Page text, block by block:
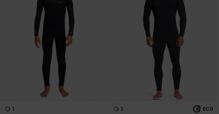
1
1 ECO